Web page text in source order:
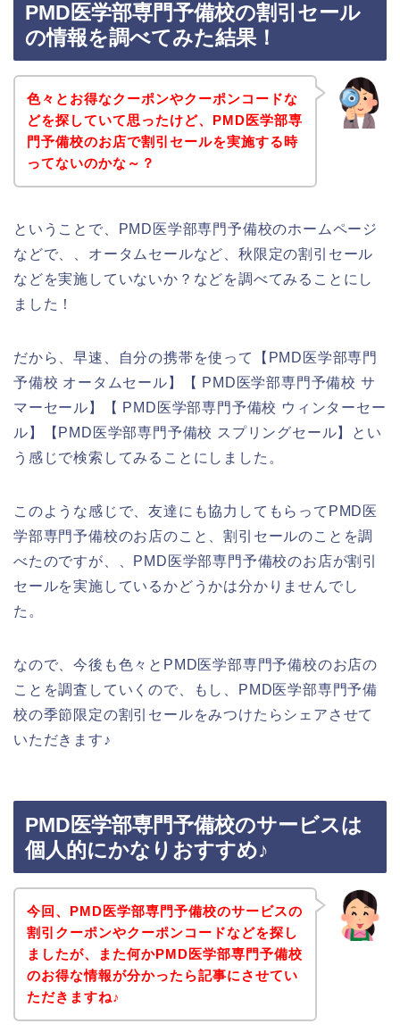
PMD医学部専門予備校の割引セール
の情報を調べてみた結果！
色々とお得なクーポンやクーポンコードな
どを探していて思ったけど、PMD医学部専
門予備校のお店で割引セールを実施する時
ってないのかな～？
ということで、PMD医学部専門予備校のホームページ
などで、、オータムセールなど、秋限定の割引セール
などを実施していないか？などを調べてみることにし
ました！
だから、早速、自分の携帯を使って【PMD医学部専門
予備校 オータムセール】【 PMD医学部専門予備校 サ
マーセール】【 PMD医学部専門予備校 ウィンターセー
ル】【PMD医学部専門予備校 スプリングセール】とい
う感じで検索してみることにしました。
このような感じで、友達にも協力してもらってPMD医
学部専門予備校のお店のこと、割引セールのことを調
べたのですが、、PMD医学部専門予備校のお店が割引
セールを実施しているかどうかは分かりませんでし
た。
なので、今後も色々とPMD医学部専門予備校のお店の
ことを調査していくので、もし、PMD医学部専門予備
校の季節限定の割引セールをみつけたらシェアさせて
いただきます♪
PMD医学部専門予備校のサービスは
個人的にかなりおすすめ♪
今回、PMD医学部専門予備校のサービスの
割引クーポンやクーポンコードなどを探し
ましたが、また何かPMD医学部専門予備校
のお得な情報が分かったら記事にさせてい
ただきますね♪